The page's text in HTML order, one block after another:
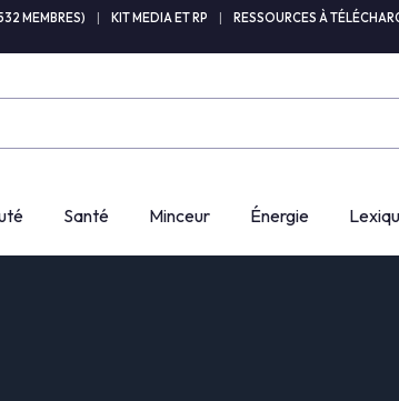
MEMBRES) KIT MEDIA ET RP
RESSOURCES À
Santé Minceur Énergie